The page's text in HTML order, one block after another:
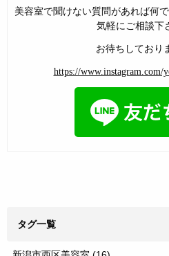
美容室で聞けない質問があれば何
気軽にご相談下
お待ちしており
https://www.instagram.com/
タグ一覧